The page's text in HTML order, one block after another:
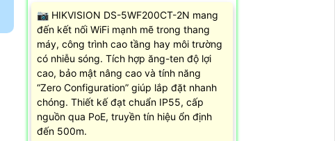
📷 HIKVISION DS-5WF200CT-2N mang
đến kết nối WiFi mạnh mẽ trong thang
máy, công trình cao tầng hay môi trường
có nhiễu sóng. Tích hợp ăng-ten độ lợi
cao, bảo mật nâng cao và tính năng
“Zero Configuration” giúp lắp đặt nhanh
chóng. Thiết kế đạt chuẩn IP55, cấp
nguồn qua PoE, truyền tín hiệu ổn định
đến 500m.